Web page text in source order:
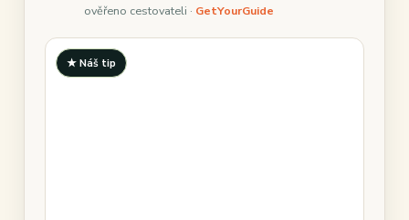
ověřeno cestovateli · GetYourGuide
★ Náš tip